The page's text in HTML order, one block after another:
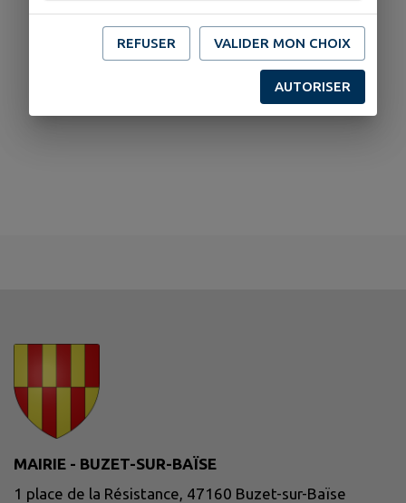
MAIRIE - BUZET-SUR-BAÏSE
1 place de la Résistance, 47160 Buzet-sur-Baïse
REFUSER VALIDER MON CHOIX
AUTORISER